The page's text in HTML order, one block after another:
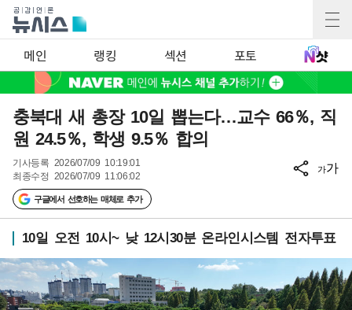
메인 랭킹 섹션 포토
충북대 새 총장 10일 뽑는다…교수 66％, 직
원 24.5％, 학생 9.5％ 합의
기사등록 2026/07/09 10:19:01
최종수정 2026/07/09 11:06:02
구글에서 선호하는 매체로 추가
가가
10일 오전 10시~ 낮 12시30분 온라인시스템 전자투표